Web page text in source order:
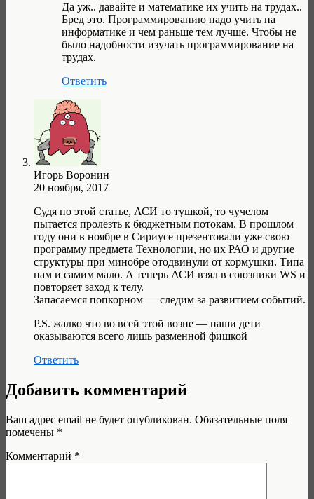
Да уж.. давайте и математике их учить на трудах..
Бред это. Программированию надо учить на
информатике и чем раньше тем лучше. Чтобы не
было надобности изучать программирование на
трудах.
Ответить
Игорь Воронин
20 ноября, 2017
Судя по этой статье, АСИ то тушкой, то чучелом
пытается пролезть к бюджетным потокам. В прошлом
году они в ноябре в Сириусе презентовали уже свою
программу предмета Технологии, но их РАО и другие
структуры при минобре отодвинули от кормушки. Типа
нам и самим мало. А теперь АСИ взял в союзники WS и
повторяет заход к телу.
Запасаемся попкорном — следим за развитием событий.
P.S. жалко что во всей этой возне — наши дети
оказываются всего лишь разменной фишкой
Ответить
Добавить комментарий
Ваш адрес email не будет опубликован. Обязательные поля
помечены *
Комментарий *